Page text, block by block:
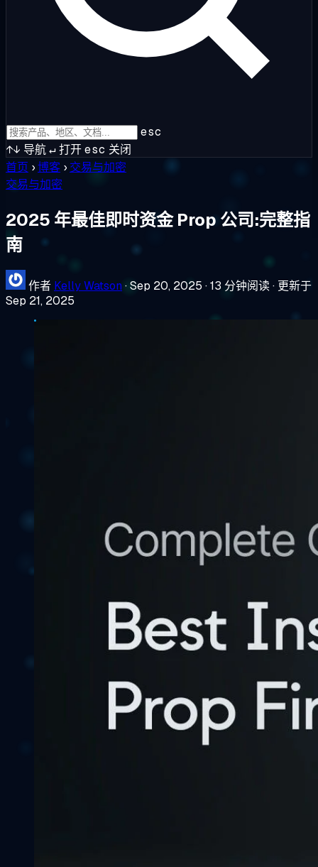
esc
↑↓ 导航↵打开esc 关闭
首页 ›博客 › 交易与加密
交易与加密
2025 年最佳即时资金 Prop 公司:完整指
南
作者 Kelly Watson·Sep 20, 2025 ·13 分钟阅读· 更新于
Sep 21, 2025